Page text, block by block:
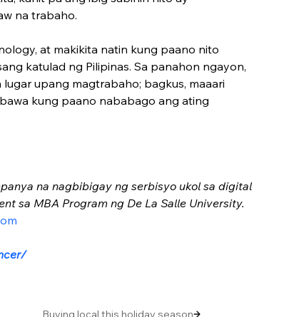
na trabaho.
at makikita natin kung paano nito
katulad ng Pilipinas. Sa panahon ngayon,
upang magtrabaho; bagkus, maaari
kung paano nababago ang ating
na nagbibigay ng serbisyo ukol sa digital
sa MBA Program ng De La Salle University.
Buying local this holiday season